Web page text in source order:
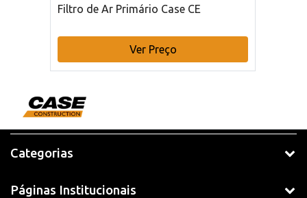
Filtro de Ar Primário Case CE
Ver Preço
Categorias
Páginas Institucionais